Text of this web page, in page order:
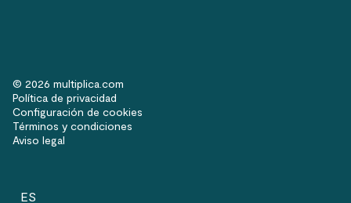
© 2026 multiplica.com
Política de privacidad
Configuración de cookies
Términos y condiciones
Aviso legal
ES